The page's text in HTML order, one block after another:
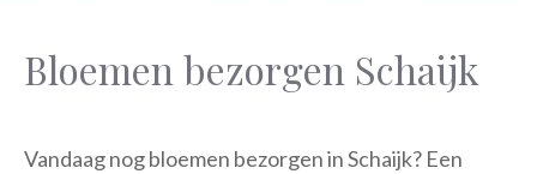
Bloemen bezorgen Schaijk
Vandaag nog bloemen bezorgen in Schaijk? Een